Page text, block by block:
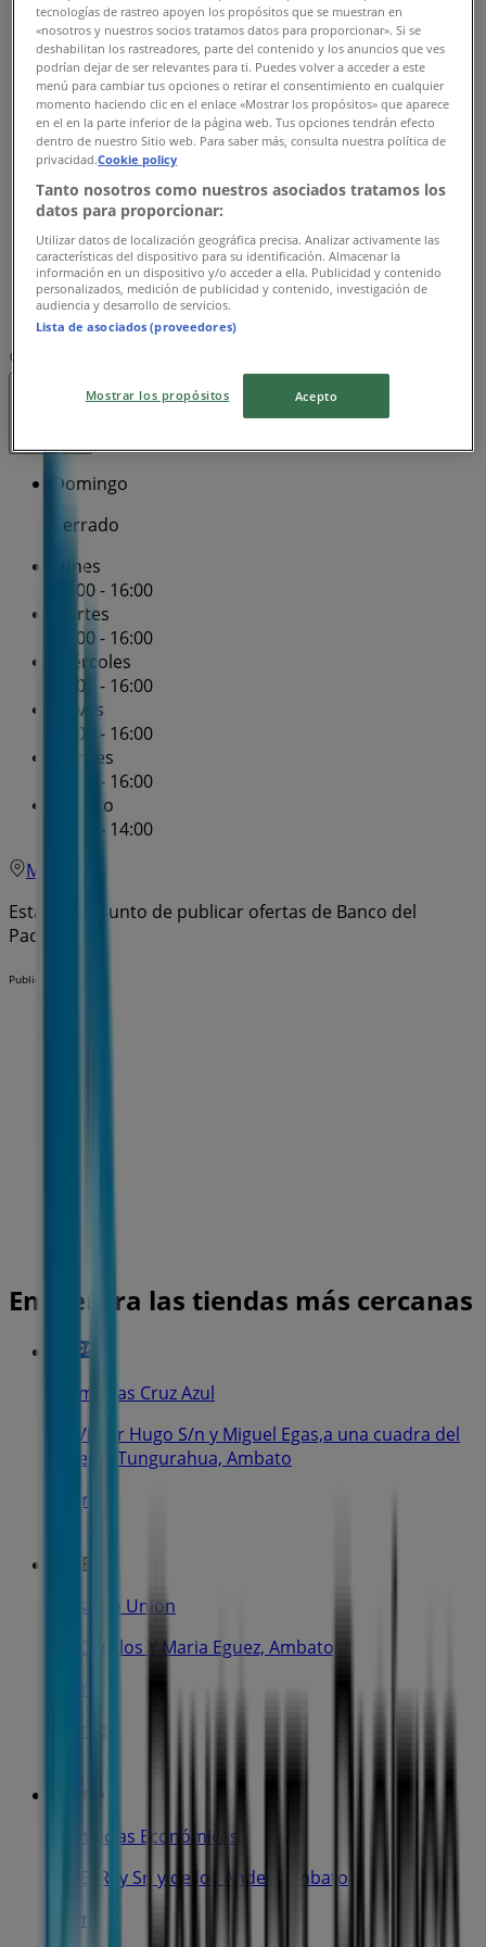
Cerrado
Lunes
08:00 - 16:00
Martes
08:00 - 16:00
Miércoles
Jueves
08:00 - 16:00
Viernes
08:00 - 16:00
Sábado
09:00 - 14:00
Domingo
Cerrado
Lunes
08:00 - 16:00
Martes
08:00 - 16:00
Miércoles
08:00 - 16:00
Jueves
08:00 - 16:00
Viernes
08:00 - 16:00
Sábado
09:00 - 14:00
Mapa
Estamos a punto de publicar ofertas de Banco del
Pacífico
Publicidad
Encuentra las tiendas más cercanas
Farmacias Cruz Azul
Av Victor Hugo S/n y Miguel Egas,a una cuadra del
Colegio Tungurahua, Ambato
48 m
Western Union
Av Cevallos Y Maria Eguez, Ambato
48 m
Cerrado
Farmacias Económicas
Av. El Rey Sn y de los Andes, Ambato
48 m
tecnologías de rastreo apoyen los propósitos que se muestran en
«nosotros y nuestros socios tratamos datos para proporcionar». Si se
deshabilitan los rastreadores, parte del contenido y los anuncios que ves
podrían dejar de ser relevantes para ti. Puedes volver a acceder a este
menú para cambiar tus opciones o retirar el consentimiento en cualquier
momento haciendo clic en el enlace «Mostrar los propósitos» que aparece
en el en la parte inferior de la página web. Tus opciones tendrán efecto
dentro de nuestro Sitio web. Para saber más, consulta nuestra política de
privacidad.Cookie policy
Tanto nosotros como nuestros asociados tratamos los
datos para proporcionar:
Utilizar datos de localización geográfica precisa. Analizar activamente las
características del dispositivo para su identificación. Almacenar la
información en un dispositivo y/o acceder a ella. Publicidad y contenido
personalizados, medición de publicidad y contenido, investigación de
audiencia y desarrollo de servicios.
Lista de asociados (proveedores)
Mostrar los propósitos Acepto